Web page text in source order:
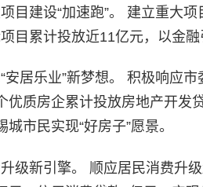
目建设“加速跑”。 建立重大
目累计投放近11亿元，以金融
安居乐业”新梦想。 积极响应
优质房企累计投放房地产开发
市民实现“好房子”愿景。
级新引擎。 顺应居民消费升